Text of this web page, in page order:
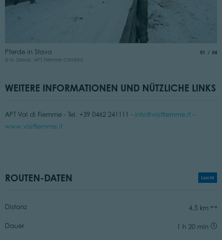
Pferde in Stava
© N. Delvai, APT Fiemme Cembra
01 von
04
WEITERE INFORMATIONEN UND NÜTZLICHE LINKS
APT Val di Fiemme - Tel. +39 0462 241111 - info@visitfiemme.it-
www.visitfiemme.it
ROUTEN-DATEN Leicht
Distanz 4,5 km
Dauer 1 h 20 min